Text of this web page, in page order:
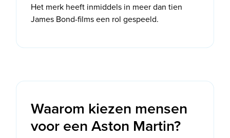
Het merk heeft inmiddels in meer dan tien
James Bond-films een rol gespeeld.
Waarom kiezen mensen
voor een Aston Martin?